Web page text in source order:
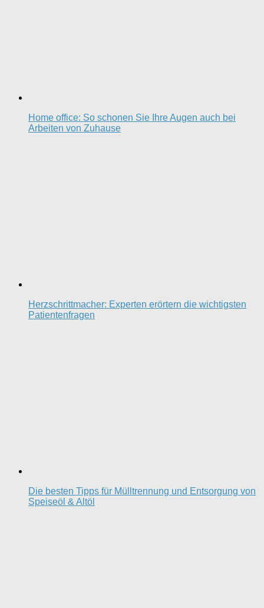
Home office: So schonen Sie Ihre Augen auch bei
Arbeiten von Zuhause
Herzschrittmacher: Experten erörtern die wichtigsten
Patientenfragen
Die besten Tipps für Mülltrennung und Entsorgung von
Speiseöl & Altöl